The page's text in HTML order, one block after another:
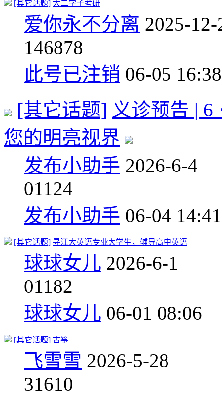
[其它话题] 大二学子考研
爱你永不分离 2025-12-
146878
此号已注销 06-05 16:38
[其它话题] 义诊预告 |
您的明亮视界
发布小助手 2026-6-4
01124
发布小助手 06-04 14:41
[其它话题] 寻江大英语专业大学生，辅导高中英语
球球女儿 2026-6-1
01182
球球女儿 06-01 08:06
[其它话题] 古筝
飞雪雪 2026-5-28
31610